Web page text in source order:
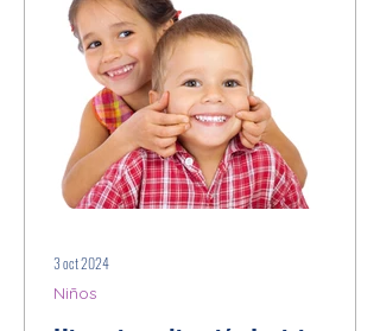
Niños
3 oct 2024